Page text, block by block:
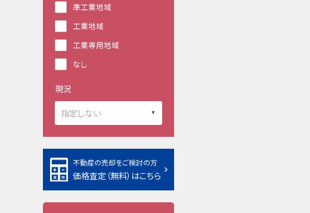
準工業地域
工業地域
工業専用地域
なし
現況
不動産の売却をご検討の方
価格査定（無料）はこちら